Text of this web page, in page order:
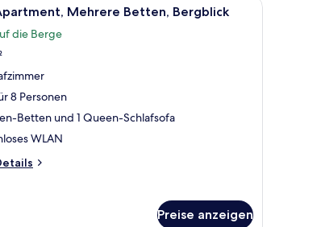
Mehrere Betten, Bergblick
die Berge
8 Personen
Betten und 1 Queen-Schlafsofa
WLAN
Preise anzeigen